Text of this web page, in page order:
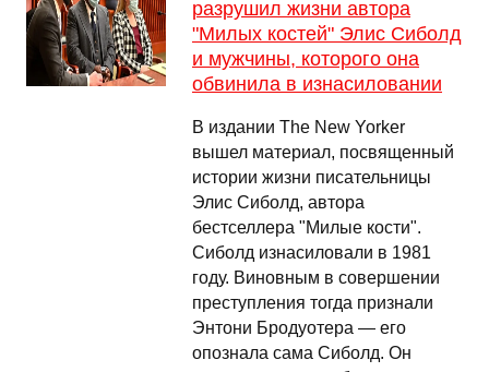
разрушил жизни автора
"Милых костей" Элис Сиболд
и мужчины, которого она
обвинила в изнасиловании
В издании The New Yorker
вышел материал, посвященный
истории жизни писательницы
Элис Сиболд, автора
бестселлера "Милые кости".
Сиболд изнасиловали в 1981
году. Виновным в совершении
преступления тогда признали
Энтони Бродуотера — его
опознала сама Сиболд. Он